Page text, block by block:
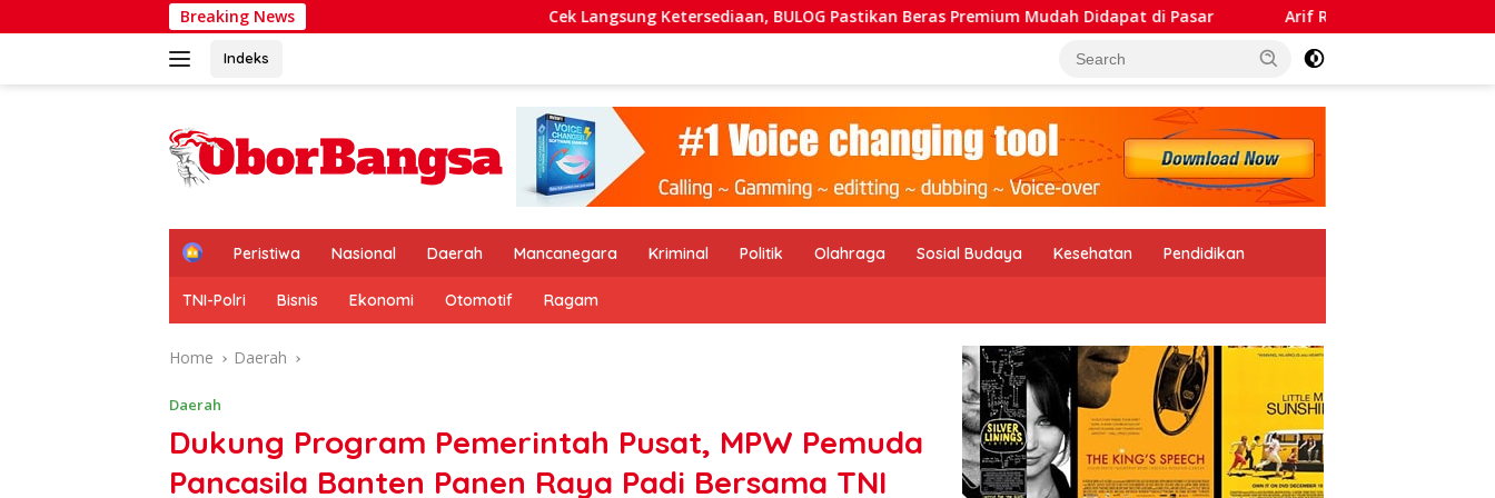
to
Breaking News Cek Langsung Ketersediaan, BULOG Pastikan Beras Premium Mudah Didapat di Pasar Arif Rahman: Petani Sejahtera, Maka
Indeks
H
m
e
Peristiwa Nasional Daerah Mancanegara Kriminal Politik Olahraga Sosial Budaya Kesehatan Pendidikan
TNI-Polri Bisnis Ekonomi Otomotif Ragam
Home Daerah
Daerah
Dukung Program Pemerintah Pusat, MPW Pemuda
Pancasila Banten Panen Raya Padi Bersama TNI